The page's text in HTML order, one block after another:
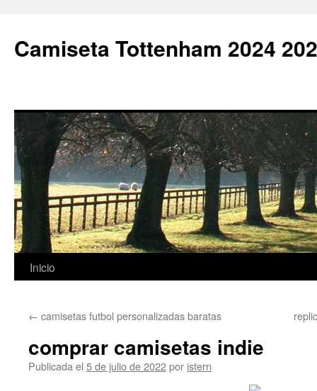
Camiseta Tottenham 2024
Saltar
contenido
Inicio
← camisetas futbol personalizadas baratas
comprar camisetas indie
Publicada el 5 de julio de 2022por istern